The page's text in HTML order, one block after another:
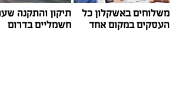
משלוחים באשקלון כל
העסקים במקום אחד
תיקון והתקנה
חשמליים בדרום